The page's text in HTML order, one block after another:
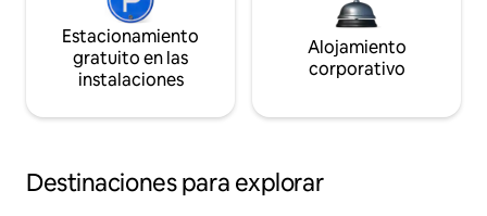
Estacionamiento
gratuito en las
instalaciones
Alojamiento
corporativo
Destinaciones para explorar